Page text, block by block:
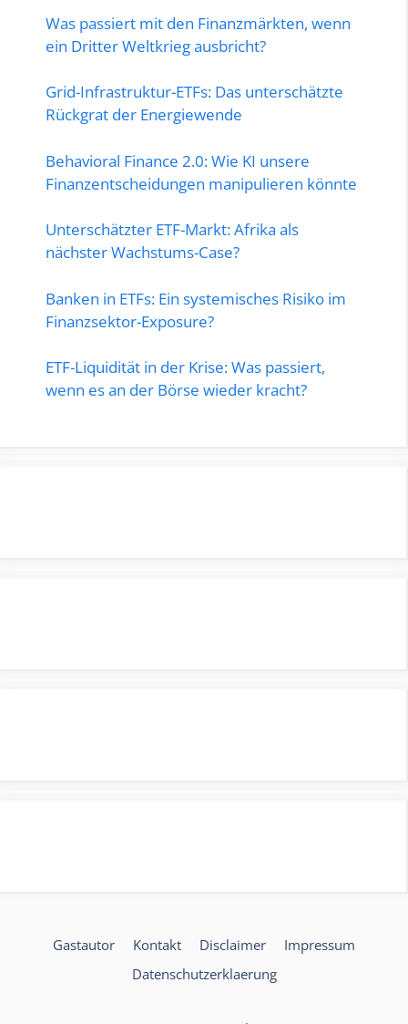
Was passiert mit den Finanzmärkten, wenn
ein Dritter Weltkrieg ausbricht?
Grid-Infrastruktur-ETFs: Das unterschätzte
Rückgrat der Energiewende
Behavioral Finance 2.0: Wie KI unsere
Finanzentscheidungen manipulieren könnte
Unterschätzter ETF-Markt: Afrika als
nächster Wachstums-Case?
Banken in ETFs: Ein systemisches Risiko im
Finanzsektor-Exposure?
ETF-Liquidität in der Krise: Was passiert,
wenn es an der Börse wieder kracht?
Gastautor Kontakt Disclaimer
Impressum
Datenschutzerklaerung